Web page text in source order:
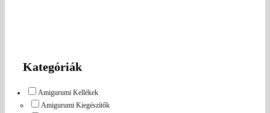
Kategóriák
Amigurumi Kellékek
Amigurumi Kiegészítők